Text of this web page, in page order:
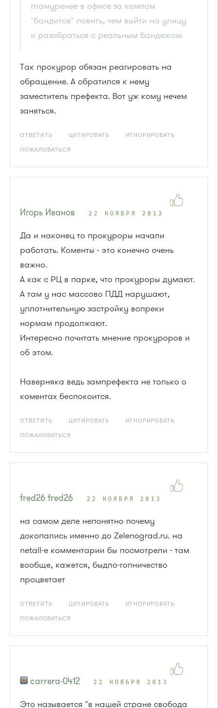
гламуренее в офисе за компом
"бандитов" ловить, чем выйти на улицу
и разобраться с реальным бандюком.
Так прокурор обязан реагировать на
обращение. А обратился к нему
заместитель префекта. Вот уж кому нечем
заняться.
ОТВЕТИТЬ ЦИТИРОВАТЬ ИГНОРИРОВАТЬ
ПОЖАЛОВАТЬСЯ
Игорь Иванов 22 НОЯБРЯ 2013
Да и наконец то прокуроры начали
работать. Коменты - это конечно очень
важно.
А как с РЦ в парке, что прокуроры думают.
А там у нас массово ПДД нарушают,
уплотнительную застройку вопреки
нормам продолжают.
Интересно почитать мнение прокуроров и
об этом.
Наверняка ведь зампрефекта не только о
коментах беспокоится.
ОТВЕТИТЬ ЦИТИРОВАТЬ ИГНОРИРОВАТЬ
ПОЖАЛОВАТЬСЯ
fred26 fred26 22 НОЯБРЯ 2013
на самом деле непонятно почему
докопались именно до Zelenograd.ru. на
netall-e комментарии бы посмотрели - там
вообще, кажется, быдло-гопничество
процветает
ОТВЕТИТЬ ЦИТИРОВАТЬ ИГНОРИРОВАТЬ
ПОЖАЛОВАТЬСЯ
carrera-0412 22 НОЯБРЯ 2013
Это называется "в нашей стране свобода